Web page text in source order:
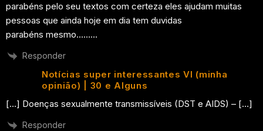
parabéns pelo seu textos com certeza eles ajudam muitas
pessoas que ainda hoje em dia tem duvidas
parabéns mesmo………
Responder
Notícias super interessantes VI (minha
opinião) | 30 e Alguns
[…] Doenças sexualmente transmissíveis (DST e AIDS) – […]
Responder